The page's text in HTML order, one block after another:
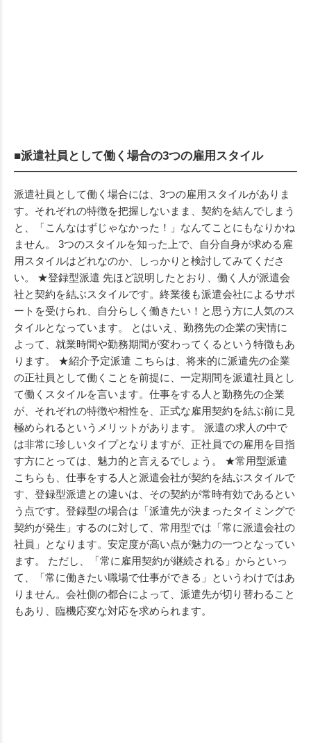
■派遣社員として働く場合の3つの雇用スタイル
派遣社員として働く場合には、3つの雇用スタイルがありま
す。それぞれの特徴を把握しないまま、契約を結んでしまう
と、「こんなはずじゃなかった！」なんてことにもなりかね
ません。 3つのスタイルを知った上で、自分自身が求める雇
用スタイルはどれなのか、しっかりと検討してみてくださ
い。 ★登録型派遣 先ほど説明したとおり、働く人が派遣会
社と契約を結ぶスタイルです。終業後も派遣会社によるサポ
ートを受けられ、自分らしく働きたい！と思う方に人気のス
タイルとなっています。 とはいえ、勤務先の企業の実情に
よって、就業時間や勤務期間が変わってくるという特徴もあ
ります。 ★紹介予定派遣 こちらは、将来的に派遣先の企業
の正社員として働くことを前提に、一定期間を派遣社員とし
て働くスタイルを言います。仕事をする人と勤務先の企業
が、それぞれの特徴や相性を、正式な雇用契約を結ぶ前に見
極められるというメリットがあります。 派遣の求人の中で
は非常に珍しいタイプとなりますが、正社員での雇用を目指
す方にとっては、魅力的と言えるでしょう。 ★常用型派遣
こちらも、仕事をする人と派遣会社が契約を結ぶスタイルで
す、登録型派遣との違いは、その契約が常時有効であるとい
う点です。登録型の場合は「派遣先が決まったタイミングで
契約が発生」するのに対して、常用型では「常に派遣会社の
社員」となります。安定度が高い点が魅力の一つとなってい
ます。 ただし、「常に雇用契約が継続される」からといっ
て、「常に働きたい職場で仕事ができる」というわけではあ
りません。会社側の都合によって、派遣先が切り替わること
もあり、臨機応変な対応を求められます。